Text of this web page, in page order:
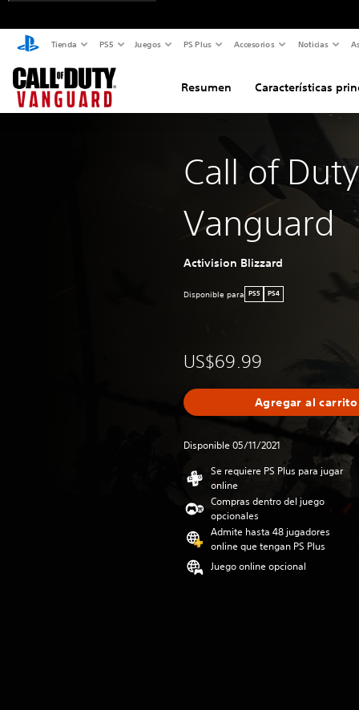
Tienda PS5 Juegos PS Plus Accesorios Noticias
Resumen Características
Call of
Vanguard
Activision Blizzard
Disponible para PS5 PS4
US$69.99
Agregar al carrito
Disponible 05/11/2021
Se requiere PS Plus para jugar
online
Compras dentro del juego
opcionales
Admite hasta 48 jugadores
online que tengan PS Plus
Juego online opcional